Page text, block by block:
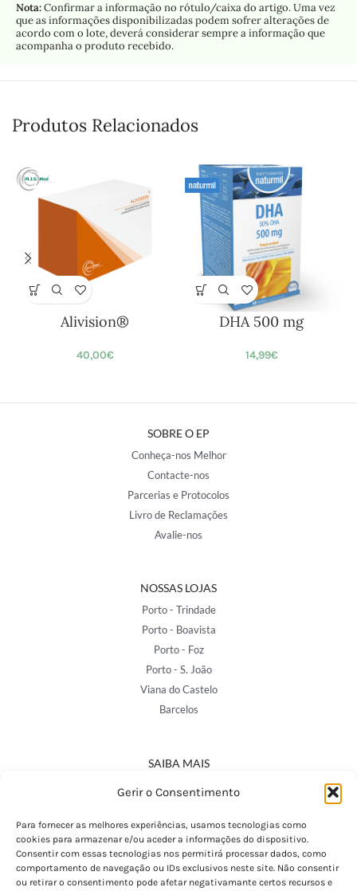
Gerir o Consentimento
Para fornecer as melhores experiências, usamos tecnologias como
cookies para armazenar e/ou aceder a informações do dispositivo.
Consentir com essas tecnologias nos permitirá processar dados, como
comportamento de navegação ou IDs exclusivos neste site. Não consentir
ou retirar o consentimento pode afetar negativamante certos recursos e
Nota:Confirmar a informação no rótulo/caixa do artigo. Uma vez
que as informações disponibilizadas podem sofrer alterações de
acordo com o lote, deverá considerar sempre a informação que
acompanha o produto recebido.
Produtos Relacionados
Alivision®
40,00€
DHA 500 mg
14,99€
SOBRE O EP
Conheça-nos Melhor
Contacte-nos
Parcerias e Protocolos
Livro de Reclamações
Avalie-nos
NOSSAS LOJAS
Porto - Trindade
Porto - Boavista
Porto - Foz
Porto - S. João
Viana do Castelo
Barcelos
SAIBA MAIS
Política de Privacidade
Termos e Condições
Perguntas Frequentes
Custos de Envio
Encomendas Internacionais